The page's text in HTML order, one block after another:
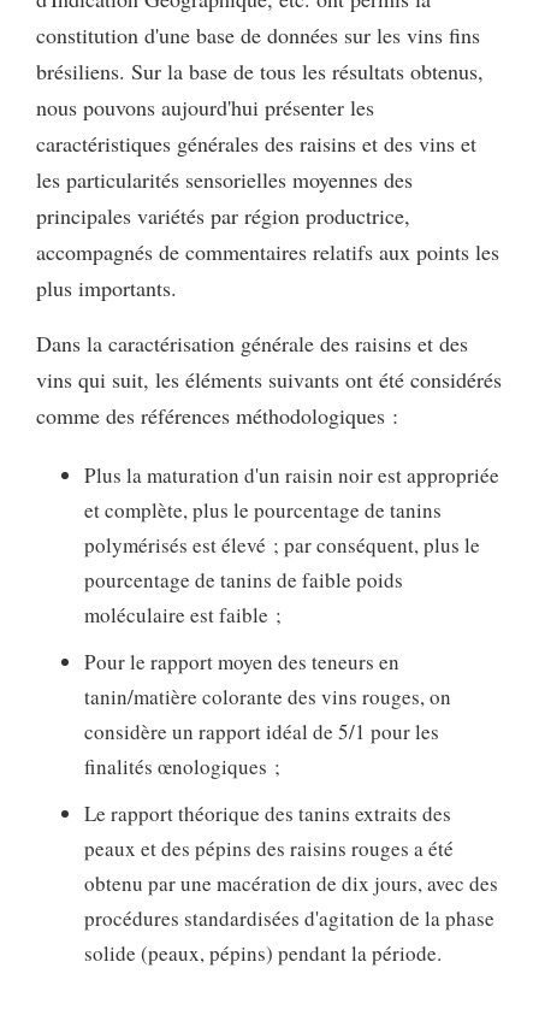
constitution d'une base de données sur les vins fins
brésiliens. Sur la base de tous les résultats obtenus,
nous pouvons aujourd'hui présenter les
caractéristiques générales des raisins et des vins et
les particularités sensorielles moyennes des
principales variétés par région productrice,
accompagnés de commentaires relatifs aux points les
plus importants.
Dans la caractérisation générale des raisins et des
vins qui suit, les éléments suivants ont été considérés
comme des références méthodologiques :
Plus la maturation d'un raisin noir est appropriée
et complète, plus le pourcentage de tanins
polymérisés est élevé ; par conséquent, plus le
pourcentage de tanins de faible poids
moléculaire est faible ;
Pour le rapport moyen des teneurs en
tanin/matière colorante des vins rouges, on
considère un rapport idéal de 5/1 pour les
finalités œnologiques ;
Le rapport théorique des tanins extraits des
peaux et des pépins des raisins rouges a été
obtenu par une macération de dix jours, avec des
procédures standardisées d'agitation de la phase
solide (peaux, pépins) pendant la période.